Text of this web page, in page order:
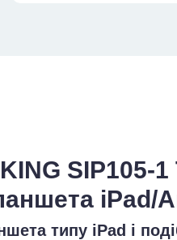
SIP105-
iPad/
типу iPad і